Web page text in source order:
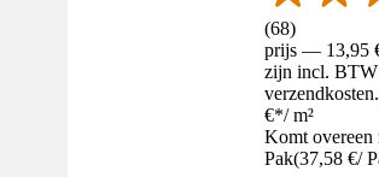
(68)
prijs — 13,95
zijn incl. BTW
€*/ m²
Komt overeen
Pak(37,58 €/